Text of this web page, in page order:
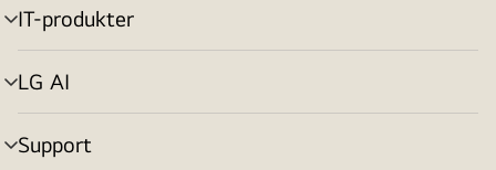
IT-produkter
menyväxling
LG AI
menyväxling
Support
menyväxling